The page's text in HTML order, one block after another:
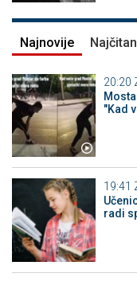
Najnovije
20:20
"Kad
19:41
radi